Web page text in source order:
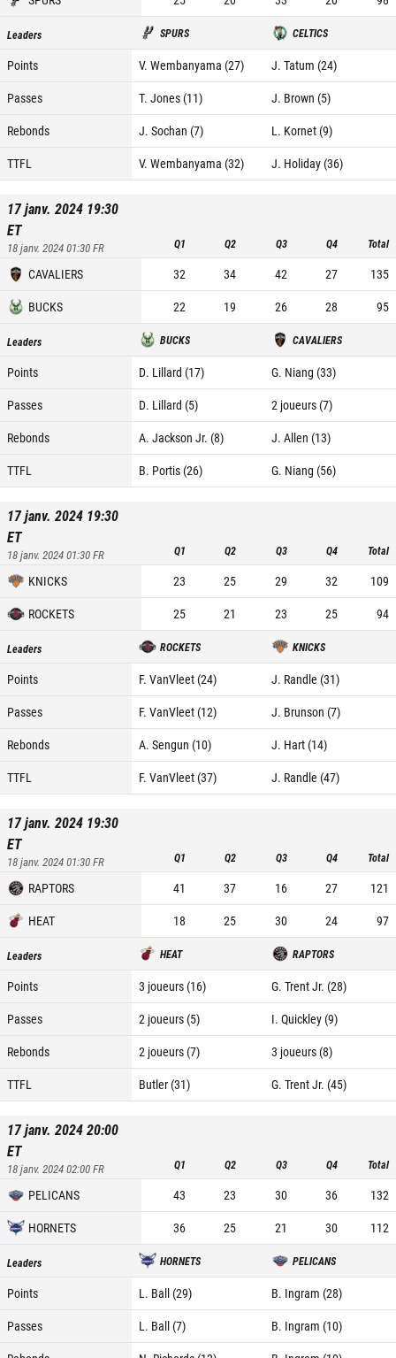
Leaders SPURS CELTICS
Points V. Wembanyama (27)
J. Tatum (24)
Passes
T. Jones (11)
J. Brown (5)
Rebonds
J. Sochan (7)
L. Kornet (9)
TTFL
V. Wembanyama (32) J. Holiday (36)
17 janv. 2024 19:30
ET
18 janv. 2024 01:30FR Q1 Q2 Q3 Q4 Total
CAVALIERS 32 34 42 27
135
BUCKS
22 19 26 28 95
Leaders BUCKS CAVALIERS
Points D. Lillard (17)
G. Niang (33)
Passes
D. Lillard (5)
2 joueurs (7)
Rebonds
A. Jackson Jr. (8)
J. Allen (13)
TTFL
B. Portis (26) G. Niang (56)
17 janv. 2024 19:30
ET
18 janv. 2024 01:30FR Q1 Q2 Q3 Q4 Total
KNICKS 23 25 29 32
109
ROCKETS
25 21 23 25 94
Leaders ROCKETS KNICKS
Points F. VanVleet (24)
J. Randle (31)
Passes
F. VanVleet (12)
J. Brunson (7)
Rebonds
A. Sengun (10)
J. Hart (14)
TTFL
F. VanVleet (37) J. Randle (47)
17 janv. 2024 19:30
ET
18 janv. 2024 01:30FR Q1 Q2 Q3 Q4 Total
RAPTORS 41 37 16 27
121
HEAT
18 25 30 24 97
Leaders HEAT RAPTORS
Points 3 joueurs (16)
G. Trent Jr. (28)
Passes
2 joueurs (5)
I. Quickley (9)
Rebonds
2 joueurs (7)
3 joueurs (8)
TTFL
Butler (31) G. Trent Jr. (45)
17 janv. 2024 20:00
ET
18 janv. 2024 02:00FR Q1 Q2 Q3 Q4 Total
PELICANS 43 23 30 36
132
HORNETS
36 25 21 30 112
Leaders HORNETS PELICANS
Points L. Ball (29)
B. Ingram (28)
Passes
L. Ball (7)
B. Ingram (10)